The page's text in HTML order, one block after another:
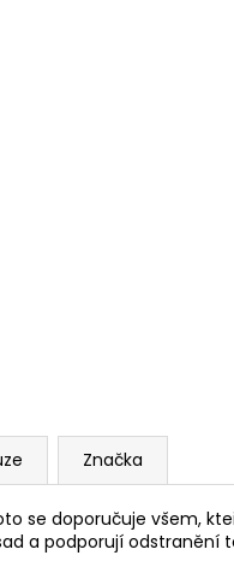
Značka
se doporučuje všem,
a podporují odstranění